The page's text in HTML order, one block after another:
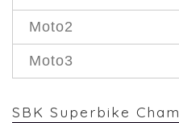
Moto2
Moto3
SBK Superbike